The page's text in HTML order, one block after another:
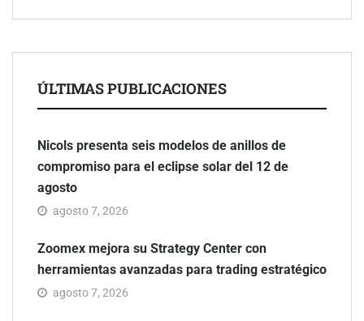
ÚLTIMAS PUBLICACIONES
Nicols presenta seis modelos de anillos de
compromiso para el eclipse solar del 12 de
agosto
agosto 7, 2026
Zoomex mejora su Strategy Center con
herramientas avanzadas para trading estratégico
agosto 7, 2026